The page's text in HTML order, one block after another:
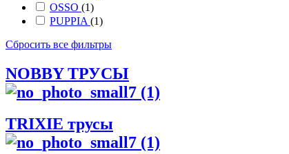
OSSO (1)
PUPPIA (1)
Сбросить все фильтры
NOBBY ТРУСЫ
TRIXIE трусы